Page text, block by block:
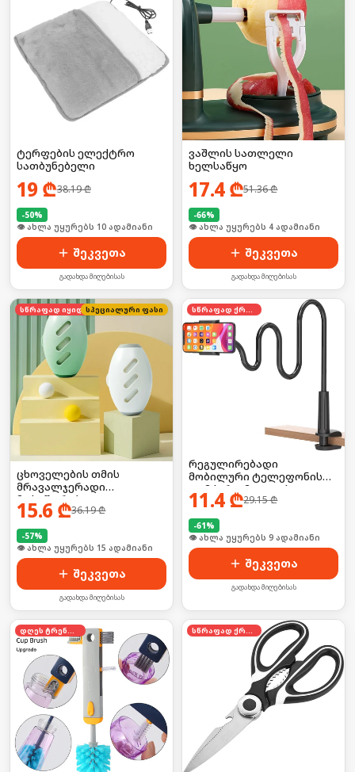
ტერფების ელექტრო
სათბუნებელი
19 ₾38.19₾
-50%
🛒 ბოლო 24სთ-ში იყიდა 12-მა
შეკვეთა
გადახდა მიღებისას
ვაშლის სათლელი
ხელსაწყო
17.4₾51.36₾
-66%
👁 ახლა უყურებს 4 ადამიანი
შეკვეთა
გადახდა მიღებისას
სწრაფად იყიდება
სპეციალური ფასი
ცხოველების თმის
მრავალჯერადი
მოსაშორებელი
15.6 ₾36.19₾
-57%
🛒 ბოლო 24სთ-ში იყიდა 19-მა
შეკვეთა
გადახდა მიღებისას
სწრაფად ქრება
რეგულირებადი
მობილური ტელეფონის
დამჭერი, მაგიდის
სამაგრით
11.4₾29.15₾
-61%
🛒 ბოლო 24სთ-ში იყიდა 16-მა
შეკვეთა
გადახდა მიღებისას
დღეს ტრენდში სწრაფად ქრება